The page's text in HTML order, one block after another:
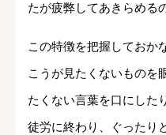
たが疲弊してあきらめる
この特徴を把握しておか
こうが見たくないものを
たくない言葉を口にした
徒労に終わり、ぐったり